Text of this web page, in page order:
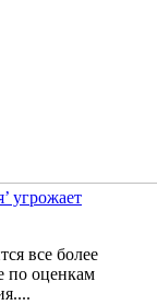
угрожает
все более
по оценкам